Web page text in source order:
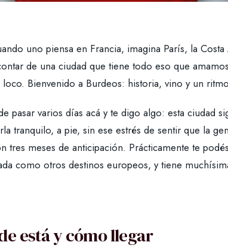
uno piensa en Francia, imagina París, la
de una ciudad que tiene todo eso que
loco. Bienvenido a Burdeos: historia, vino y un
pasar varios días acá y te digo algo: esta ciudad
tranquilo, a pie, sin ese estrés de sentir que la
tres meses de anticipación. Prácticamente te
como otros destinos europeos, y tiene
está y cómo llegar